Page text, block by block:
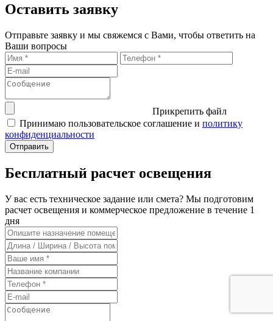
Оставить заявку
Отправьте заявку и мы свяжемся с Вами, чтобы ответить на
Ваши вопросы
Прикрепить файл
Принимаю пользовательское соглашение и политику
конфиденциальности
Бесплатный расчет освещения
У вас есть техническое задание или смета? Мы подготовим
расчет освещения и коммерческое предложение в течение 1
дня